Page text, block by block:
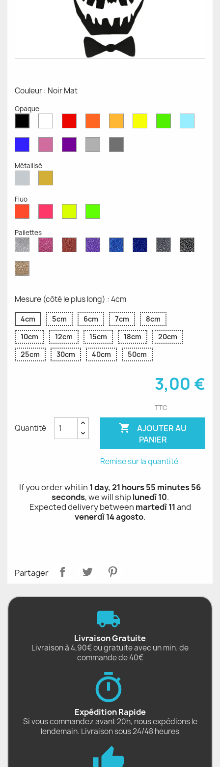
Couleur : Noir Mat
Opaque
Mat
Mat
Mat
Mat
Mate
OpaqueMat
Opaque
Mat
Mat
Mat
Clair
Foncé
Métallisé
MétalliséMétallique
Fluo
Fluo
Fluo
Fluo
Fluo
Pailettes
Diamant
Scintillant
Paillettes
Roses
Paillettes
Rouges
Paillettes
Violettes
Saphir
Bleu
Paillettes
Bleu
Gris
PailletéNoires
Paillettes
d'Or
Mesure (côté le plus long) : 4cm
4cm 5cm 6cm 7cm
8cm
10cm
12cm 15cm 18cm
20cm
25cm
30cm 40cm 50cm
3,00 €
TTC
Quantité 
AJOUTER AU
PANIER
Remise sur la quantité
If you order whitin 1 day, 21 hours 55 minutes 56
seconds, we will shiplunedì 10.
Expected delivery between martedì 11and
venerdì 14 agosto.
Partager
Livraison Gratuite
Livraison à 4,90€ ou gratuite avec un min. de
commande de 40€
Expédition Rapide
Si vous commandez avant 20h, nous expédions le
lendemain. Livraison sous 24/48 heures